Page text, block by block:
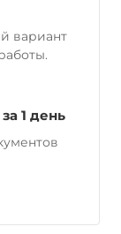
вариант
1 день